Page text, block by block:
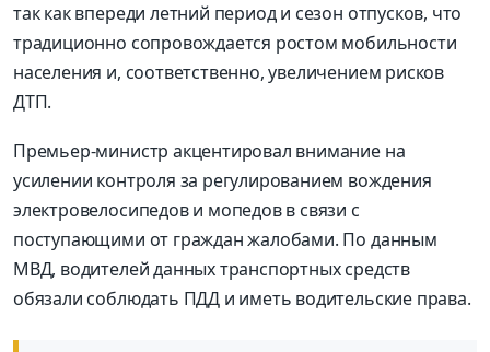
так как впереди летний период и сезон отпусков, что
традиционно сопровождается ростом мобильности
населения и, соответственно, увеличением рисков
ДТП.
Премьер-министр акцентировал внимание на
усилении контроля за регулированием вождения
электровелосипедов и мопедов в связи с
поступающими от граждан жалобами. По данным
МВД, водителей данных транспортных средств
обязали соблюдать ПДД и иметь водительские права.